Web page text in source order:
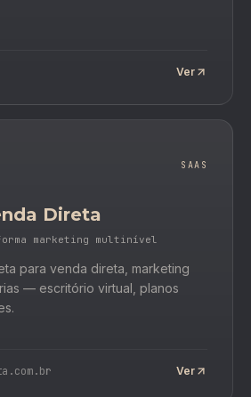
Ver
SAAS
Direta
marketing multinível
para venda direta, marketing
— escritório virtual, planos
Ver